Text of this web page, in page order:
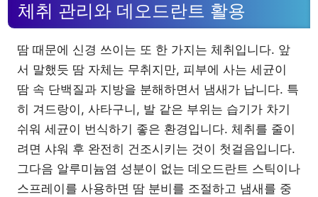
체취 관리와 데오드란트 활용
땀 때문에 신경 쓰이는 또 한 가지는 체취입니다. 앞
서 말했듯 땀 자체는 무취지만, 피부에 사는 세균이
땀 속 단백질과 지방을 분해하면서 냄새가 납니다. 특
히 겨드랑이, 사타구니, 발 같은 부위는 습기가 차기
쉬워 세균이 번식하기 좋은 환경입니다. 체취를 줄이
려면 샤워 후 완전히 건조시키는 것이 첫걸음입니다.
그다음 알루미늄염 성분이 없는 데오드란트 스틱이나
스프레이를 사용하면 땀 분비를 조절하고 냄새를 중